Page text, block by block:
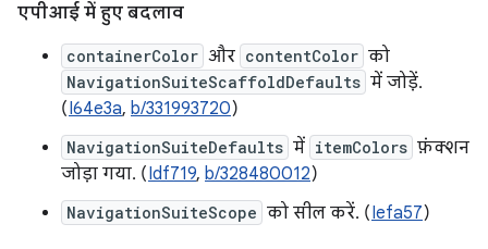
एपीआई में हुए बदलाव
containerColor और contentColor को
NavigationSuiteScaffoldDefaults में जोड़ें.
(I64e3a, b/331993720)
NavigationSuiteDefaults में itemColors फ़ंक्शन
जोड़ा गया. (Idf719, b/328480012)
NavigationSuiteScope को सील करें. (Iefa57)